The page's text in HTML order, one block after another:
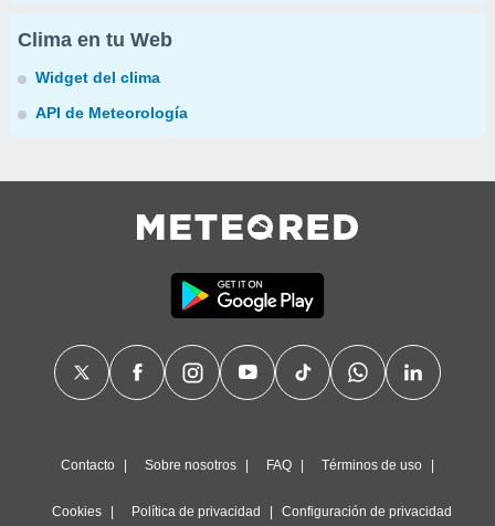
Clima en tu Web
Widget del clima
API de Meteorología
Contacto Sobre nosotros FAQ Términos de uso
Cookies Política de privacidad Configuración de privacidad